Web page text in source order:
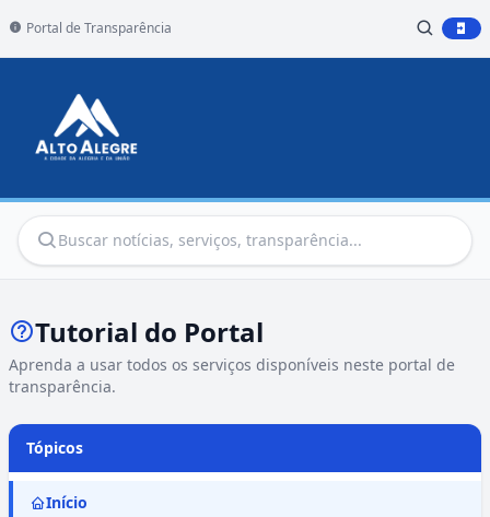
Portal de Transparência
Tutorial do Portal
Aprenda a usar todos os serviços disponíveis neste portal de
transparência.
Tópicos
Início